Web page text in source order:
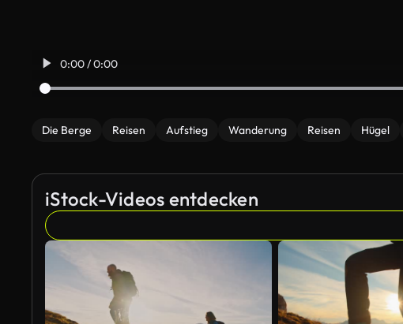
0:00 / 0:00
Die Berge Reisen Aufstieg Wanderung Reisen Hügel
iStock-Videos entdecken